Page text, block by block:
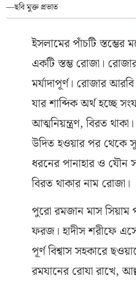
—ছবি মুক্ত প্রভাত
ইসলামের পাঁচটি স্তম্ভের
একটি স্তম্ভ রোজা। রোজার
মর্যাদাপূর্ণ। রোজার
যার শাব্দিক অর্থ হচ্ছে
আত্মনিয়ন্ত্রণ, বিরত
উদিত হওয়ার পর থেকে
ধরনের পানাহার ও যৌন
বিরত থাকার নাম রোজা।
পুরো রমজান মাস সিয়াম
ফরজ। হাদীস শরীফে
পূর্ণ বিশ্বাস সহকারে
রমযানের রোযা রাখে,